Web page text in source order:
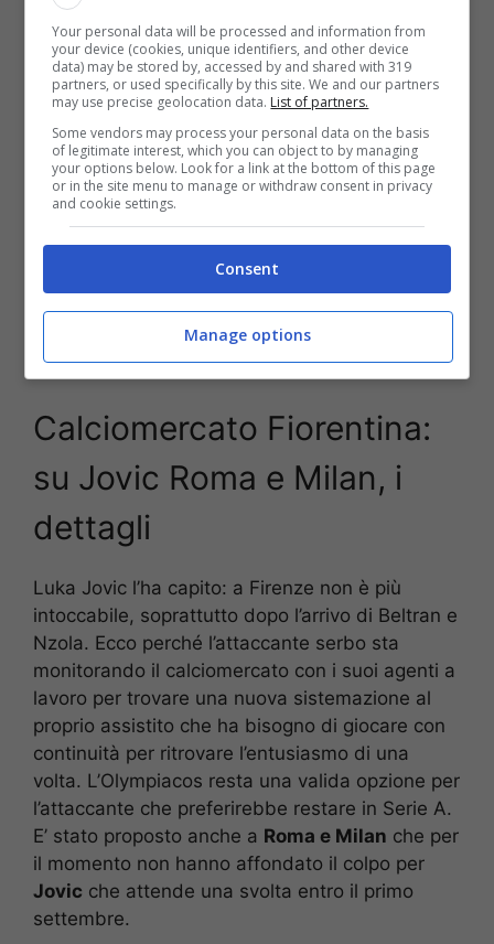
Calciomercato, Jovic offerto a Milan e Roma (La Presse Foto) –
stopandgoal.net
Calciomercato Fiorentina:
su Jovic Roma e Milan, i
dettagli
Luka Jovic l’ha capito: a Firenze non è più
intoccabile, soprattutto dopo l’arrivo di Beltran e
Nzola. Ecco perché l’attaccante serbo sta
monitorando il calciomercato con i suoi agenti a
lavoro per trovare una nuova sistemazione al
proprio assistito che ha bisogno di giocare con
continuità per ritrovare l’entusiasmo di una
volta. L’Olympiacos resta una valida opzione per
l’attaccante che preferirebbe restare in Serie A.
E’ stato proposto anche a Roma e Milan che per
il momento non hanno affondato il colpo per
Jovic che attende una svolta entro il primo
settembre.
Your personal data will be processed and information from
your device (cookies, unique identifiers, and other device
data) may be stored by, accessed by and shared with 319
partners, or used specifically by this site. We and our partners
may use precise geolocation data. List of partners.
Some vendors may process your personal data on the basis
of legitimate interest, which you can object to by managing
your options below. Look for a link at the bottom of this page
or in the site menu to manage or withdraw consent in privacy
and cookie settings.
Consent
Manage options